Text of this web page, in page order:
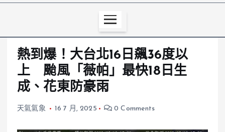
熱到爆！大台北16日飆36度以
上 颱風「薇帕」最快18日生
成、花東防豪雨
天氣氣象 16 7 月, 2025 0 Comments